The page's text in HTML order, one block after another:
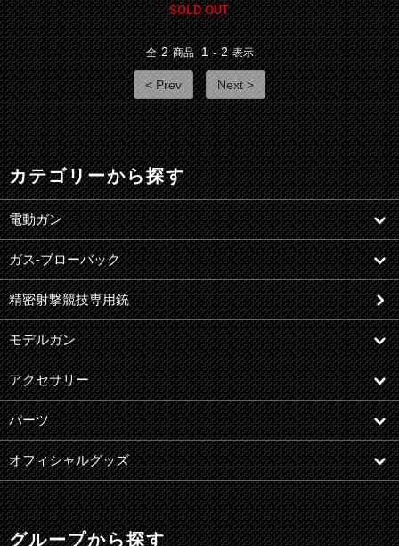
SOLD OUT
全 2 商品 1 - 2 表示
< Prev Next >
カテゴリーから探す
電動ガン
ガス-ブローバック
精密射撃競技専用銃
モデルガン
アクセサリー
パーツ
オフィシャルグッズ
グループから探す